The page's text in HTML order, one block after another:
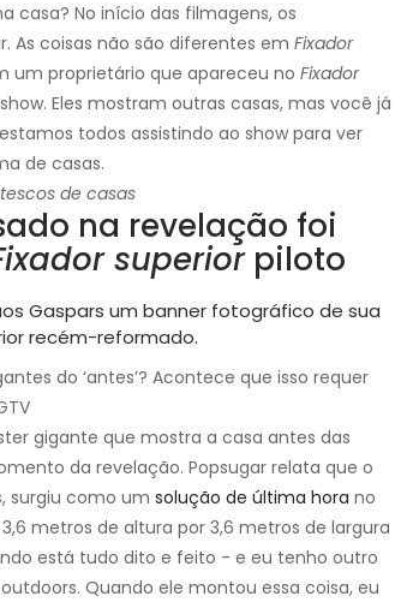
casa? No início das filmagens, os
As coisas não são diferentes em Fixador
um proprietário que apareceu no Fixador
Eles mostram outras casas, mas você já
todos assistindo ao show para ver
de casas.
de casas
na revelação foi
superiorpiloto
do ‘antes’? Acontece que isso requer
gigante que mostra a casa antes das
da revelação. Popsugar relata que o
surgiu como um solução de última hora no
metros de altura por 3,6 metros de largura
está tudo dito e feito - e eu tenho outro
Quando ele montou essa coisa, eu